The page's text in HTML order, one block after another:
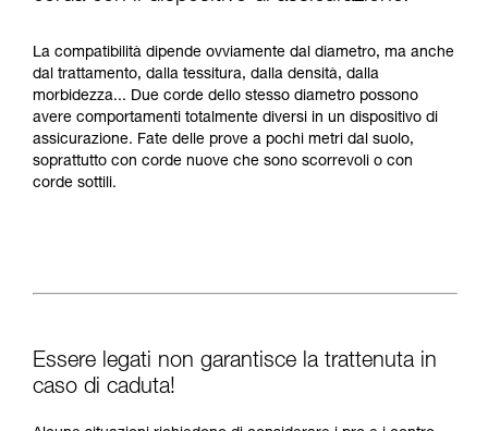
La compatibilità dipende ovviamente dal diametro, ma anche
dal trattamento, dalla tessitura, dalla densità, dalla
morbidezza... Due corde dello stesso diametro possono
avere comportamenti totalmente diversi in un dispositivo di
assicurazione. Fate delle prove a pochi metri dal suolo,
soprattutto con corde nuove che sono scorrevoli o con
corde sottili.
Essere legati non garantisce la trattenuta in
caso di caduta!